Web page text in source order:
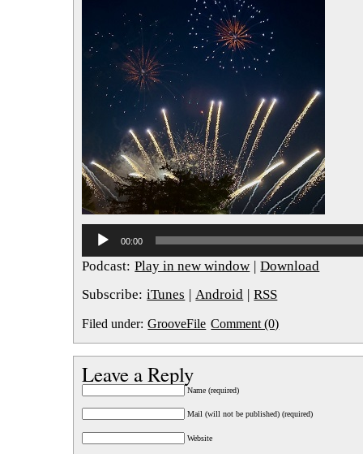
プ
レ
ヤ
00:00
Podcast: Play in new window | Download
Subscribe: iTunes | Android | RSS
Filed under: GrooveFile Comment (0)
Leave a Reply
Name (required)
Mail (will not be published) (required)
Website